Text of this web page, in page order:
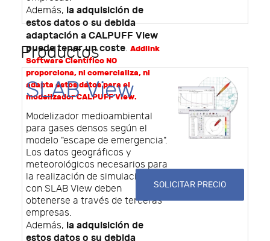
Además, la adquisición de
estos datos o su debida
adaptación a CALPUFF View
puede tener un coste. Addlink
Software Científico NO
proporciona, ni comercializa, ni
adapta estos datos para el
modelizador CALPUFF View.
Productos
SLAB View
Modelizador medioambiental
para gases densos según el
modelo "escape de emergencia".
Los datos geográficos y
meteorológicos necesarios para
la realización de simulaciones
con SLAB View deben
obtenerse a través de terceras
empresas.
Además, la adquisición de
estos datos o su debida
SOLICITAR PRECIO